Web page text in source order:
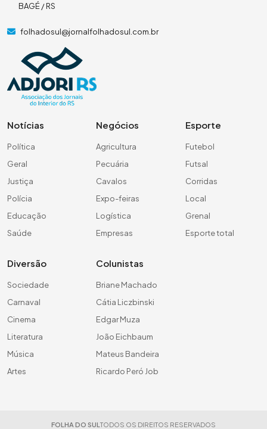
BAGÉ / RS
folhadosul@jornalfolhadosul.com.br
Notícias
Política
Geral
Justiça
Polícia
Educação
Saúde
Negócios
Agricultura
Pecuária
Cavalos
Expo-feiras
Logística
Empresas
Esporte
Futebol
Futsal
Corridas
Local
Grenal
Esporte total
Diversão
Sociedade
Carnaval
Cinema
Literatura
Música
Artes
Colunistas
Briane Machado
Cátia Liczbinski
Edgar Muza
João Eichbaum
Mateus Bandeira
Ricardo Peró Job
FOLHA DO SUL TODOS OS DIREITOS RESERVADOS